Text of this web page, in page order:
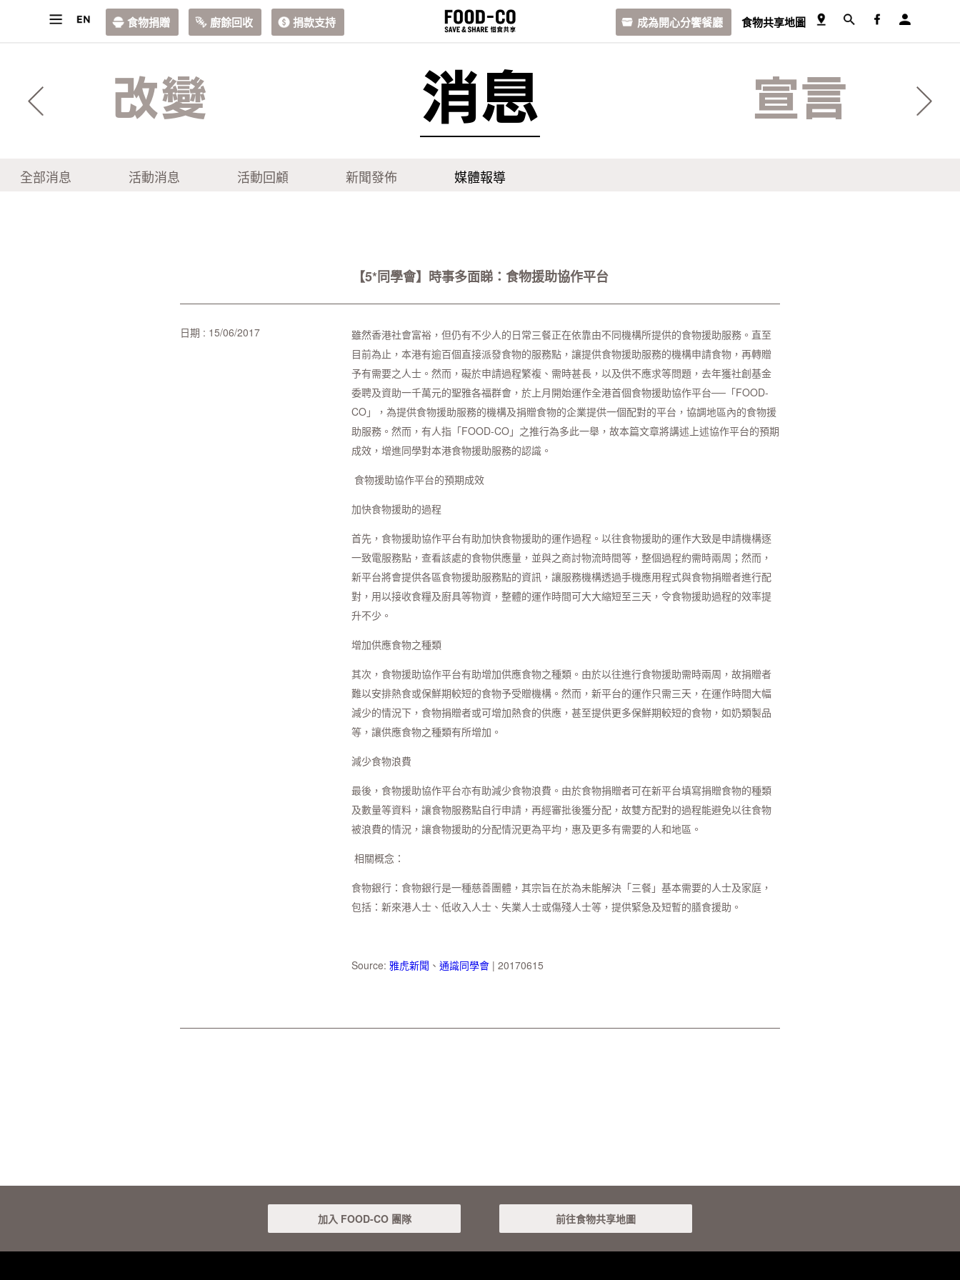
食物捐贈 廚餘回收 捐款支持 成為開心分饗餐廳 食物共享地圖
改變 消息 宣言
全部消息 活動消息 活動回顧 新聞發佈 媒體報導
【5*同學會】時事多面睇：食物援助協作平台
日期 : 15/06/2017
雖然香港社會富裕，但仍有不少人的日常三餐正在依靠由不同機構所提供的食物援助服務。直至
目前為止，本港有逾百個直接派發食物的服務點，讓提供食物援助服務的機構申請食物，再轉贈
予有需要之人士。然而，礙於申請過程繁複、需時甚長，以及供不應求等問題，去年獲社創基金
委聘及資助一千萬元的聖雅各福群會，於上月開始運作全港首個食物援助協作平台──「FOOD-
CO」，為提供食物援助服務的機構及捐贈食物的企業提供一個配對的平台，協調地區內的食物援
助服務。然而，有人指「FOOD-CO」之推行為多此一舉，故本篇文章將講述上述協作平台的預期
成效，增進同學對本港食物援助服務的認識。
食物援助協作平台的預期成效
加快食物援助的過程
首先，食物援助協作平台有助加快食物援助的運作過程。以往食物援助的運作大致是申請機構逐
一致電服務點，查看該處的食物供應量，並與之商討物流時間等，整個過程約需時兩周；然而，
新平台將會提供各區食物援助服務點的資訊，讓服務機構透過手機應用程式與食物捐贈者進行配
對，用以接收食糧及廚具等物資，整體的運作時間可大大縮短至三天，令食物援助過程的效率提
升不少。
增加供應食物之種類
其次，食物援助協作平台有助增加供應食物之種類。由於以往進行食物援助需時兩周，故捐贈者
難以安排熱食或保鮮期較短的食物予受贈機構。然而，新平台的運作只需三天，在運作時間大幅
減少的情況下，食物捐贈者或可增加熱食的供應，甚至提供更多保鮮期較短的食物，如奶類製品
等，讓供應食物之種類有所增加。
減少食物浪費
最後，食物援助協作平台亦有助減少食物浪費。由於食物捐贈者可在新平台填寫捐贈食物的種類
及數量等資料，讓食物服務點自行申請，再經審批後獲分配，故雙方配對的過程能避免以往食物
被浪費的情況，讓食物援助的分配情況更為平均，惠及更多有需要的人和地區。
相關概念：
食物銀行：食物銀行是一種慈善團體，其宗旨在於為未能解決「三餐」基本需要的人士及家庭，
包括：新來港人士、低收入人士、失業人士或傷殘人士等，提供緊急及短暫的膳食援助。
Source: 雅虎新聞 、 通識同學會 | 20170615
加入 FOOD-CO 團隊 前往食物共享地圖